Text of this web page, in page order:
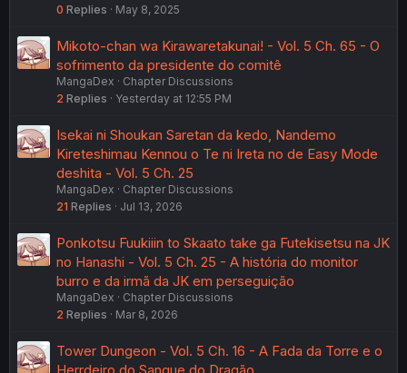
0 Replies May 8, 2025
Mikoto-chan wa Kirawaretakunai! - Vol. 5 Ch. 65 - O
sofrimento da presidente do comitê
MangaDex
Chapter Discussions
2 Replies Yesterday at 12:55 PM
Isekai ni Shoukan Saretan da kedo, Nandemo
Kireteshimau Kennou o Te ni Ireta no de Easy Mode
deshita - Vol. 5 Ch. 25
MangaDex
Chapter Discussions
21 Replies Jul 13, 2026
Ponkotsu Fuukiiin to Skaato take ga Futekisetsu na JK
no Hanashi - Vol. 5 Ch. 25 - A história do monitor
burro e da irmã da JK em perseguição
MangaDex
Chapter Discussions
2 Replies Mar 8, 2026
Tower Dungeon - Vol. 5 Ch. 16 - A Fada da Torre e o